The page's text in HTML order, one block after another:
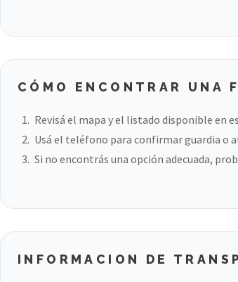
CÓMO ENCONTRAR UNA
Revisá el mapa y el listado disponible en
Usá el teléfono para confirmar guardia o
Si no encontrás una opción adecuada,
INFORMACION DE